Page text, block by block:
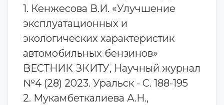
1. Кенжесова В.И. «Улучшение
эксплуатационных и
экологических характеристик
автомобильных бензинов»
ВЕСТНИК ЗКИТУ, Научный журнал
№4 (28) 2023. Уральск - С. 188-195
2. Мукамбеткалиева А.Н.,